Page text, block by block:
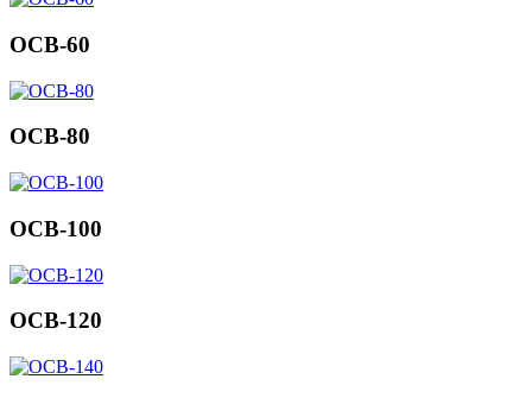
OCB-60
OCB-80
OCB-100
OCB-120